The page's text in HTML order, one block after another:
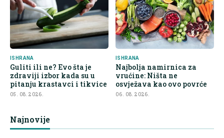
ISHRANA
Guliti ili ne? Evo šta je
zdraviji izbor kada su u
pitanju krastavci i tikvice
05. 08. 2026.
ISHRANA
Najbolja namirnica za
vrućine: Ništa ne
osvježava kao ovo povrće
06. 08. 2026.
Najnovije